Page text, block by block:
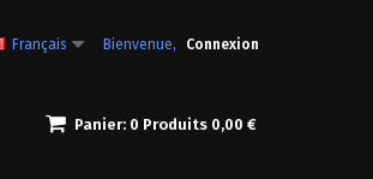
Bienvenue, Connexion
Français
Panier: 0 Produits 0,00 €